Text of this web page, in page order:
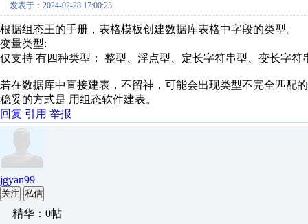
发表于：2024-02-28 17:00:23
根据组态王的手册， 表格模板创建数据库表格中字段的类型。
变量类型:
仅支持 有四种类型： 整型、浮点型、定长字符串型、变长字符
若在数据库中直接建表，不留神，可能会出现类型不完全匹配
稳妥的方式是 用组态软件建表。
回复 引用 举报
jgyan99
关注 私信
精华：0帖